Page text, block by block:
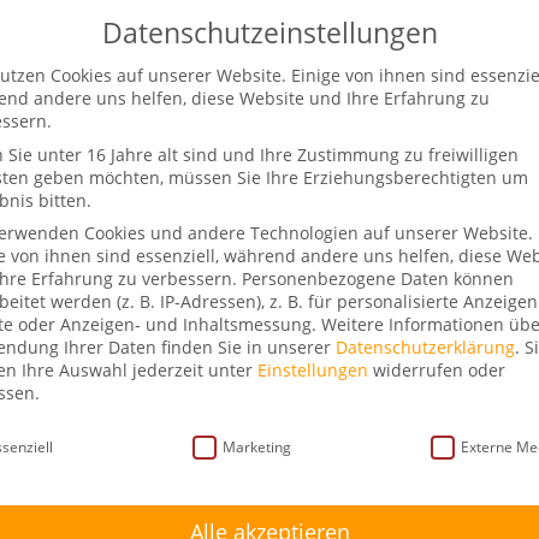
Start Über mich Schlag.fertig! Rede
mit Janina Hartwig
Kommentare
Datenschutzeinstellungen
Cookies auf unserer Website. Einige von ihnen sind
andere uns helfen, diese Website und Ihre Erfahrung zu
Sie unter 16 Jahre alt sind und Ihre Zustimmung zu freiwilligen
geben möchten, müssen Sie Ihre Erziehungsberechtigten um
bitten.
Cookies und andere Technologien auf unserer Website.
von ihnen sind essenziell, während andere uns helfen, diese
Erfahrung zu verbessern. Personenbezogene Daten können
werden (z. B. IP-Adressen), z. B. für personalisierte
oder Anzeigen- und Inhaltsmessung. Weitere Informationen
Ihrer Daten finden Sie in unserer Datenschutzerklärung.
Ihre Auswahl jederzeit unter Einstellungen widerrufen oder
Marketing Externe
Alle akzeptieren